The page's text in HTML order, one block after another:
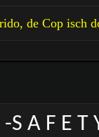
de Cop isch
A F E T